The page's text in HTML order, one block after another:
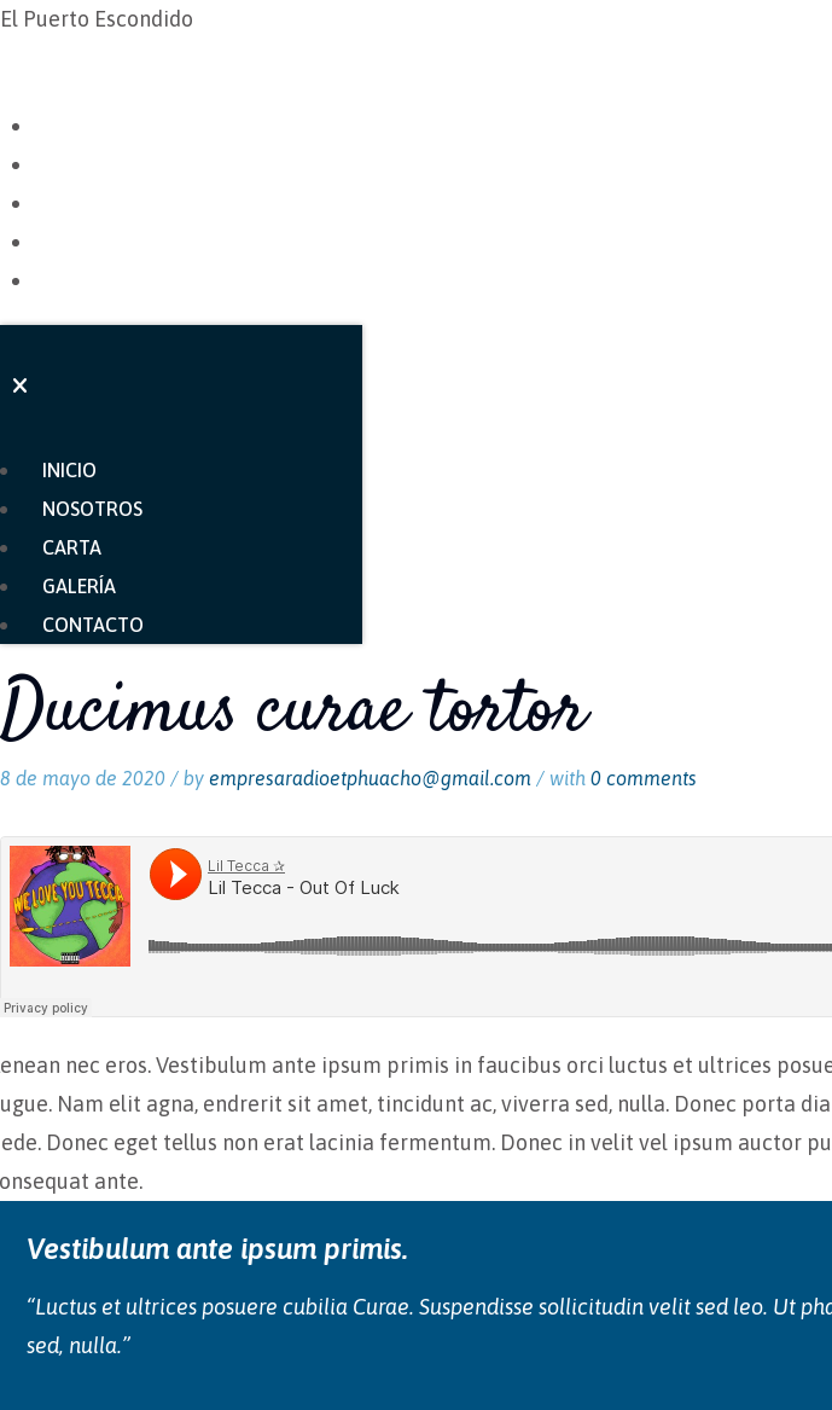
El Puerto Escondido
INICIO
NOSOTROS
CARTA
GALERÍA
CONTACTO
Ducimus curae tortor
8 de mayo de 2020 / by empresaradioetphuacho@gmail.com / with 0 comments
nec eros. Vestibulum ante ipsum primis in faucibus orci luctus et ultrices
Nam elit agna, endrerit sit amet, tincidunt ac, viverra sed, nulla. Donec porta
Donec eget tellus non erat lacinia fermentum. Donec in velit vel ipsum auctor
ante.
Vestibulum ante ipsum primis.
“Luctus et ultrices posuere cubilia Curae. Suspendisse sollicitudin velit sed leo. Ut
sed, nulla.”